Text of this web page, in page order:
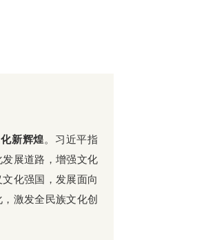
新辉煌。习近平指
展道路，增强文化
化强国，发展面向
激发全民族文化创